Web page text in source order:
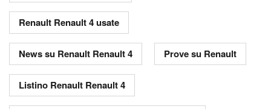
Renault Renault 4 usate
News su Renault Renault 4 Prove su Renault
Listino Renault Renault 4